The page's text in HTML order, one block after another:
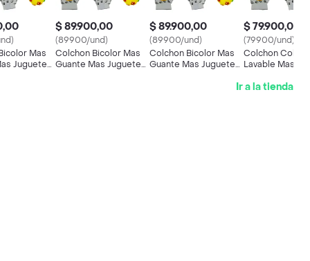
Mas
Juguete
$ 89.900,00
(89900/und)
Colchon Bicolor Mas
Guante Mas Juguete
$ 89.900,00
(89900/und)
Colchon Bicolor Mas
Guante Mas Juguete
$ 79.900,00
(79900/und)
Colchon
Lavable Mas
Ir a la tienda